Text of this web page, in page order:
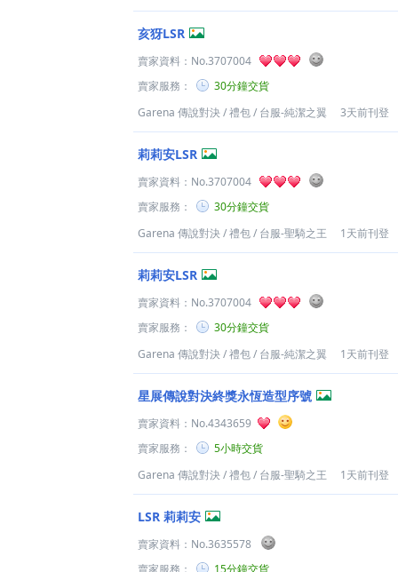
亥犽LSR
賣家資料： No.3707004
賣家服務：
30分鐘交貨
Garena 傳說對決/禮包/ 台服-純潔之翼 3天前刊登
莉莉安LSR
賣家資料： No.3707004
賣家服務：
30分鐘交貨
Garena 傳說對決/禮包/ 台服-聖騎之王 1天前刊登
莉莉安LSR
賣家資料： No.3707004
賣家服務：
30分鐘交貨
Garena 傳說對決/禮包/ 台服-純潔之翼 1天前刊登
星展傳說對決終獎永恆造型序號
賣家資料： No.4343659
賣家服務：
5小時交貨
Garena 傳說對決/禮包/ 台服-聖騎之王 1天前刊登
LSR 莉莉安
賣家資料： No.3635578
賣家服務：
15分鐘交貨